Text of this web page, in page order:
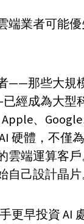
端業者可能
——那些大規
經成為大型
、
硬體，不僅
雲端運算客
自己設計晶片
更早投資 AI